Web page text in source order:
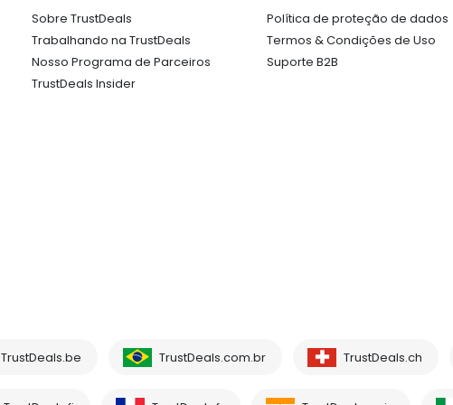
Sobre TrustDeals
Trabalhando na TrustDeals
Nosso Programa de Parceiros
TrustDeals Insider
Política de proteção de dados
Termos & Condições de Uso
Suporte B2B
TrustDeals.be TrustDeals.com.br TrustDeals.ch